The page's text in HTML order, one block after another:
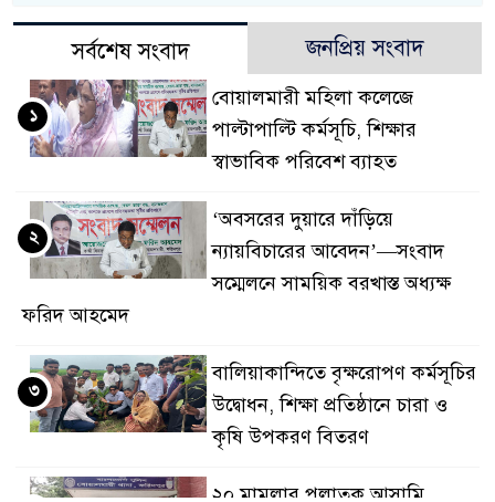
সর্বশেষ সংবাদ জনপ্রিয় সংবাদ
বোয়ালমারী মহিলা কলেজে
পাল্টাপাল্টি কর্মসূচি, শিক্ষার
স্বাভাবিক পরিবেশ ব্যাহত
১
‘অবসরের দুয়ারে দাঁড়িয়ে
ন্যায়বিচারের আবেদন’—সংবাদ
সম্মেলনে সাময়িক বরখাস্ত অধ্যক্ষ
ফরিদ আহমেদ
২
বালিয়াকান্দিতে বৃক্ষরোপণ কর্মসূচির
উদ্বোধন, শিক্ষা প্রতিষ্ঠানে চারা ও
কৃষি উপকরণ বিতরণ
৩
২০ মামলার পলাতক আসামি